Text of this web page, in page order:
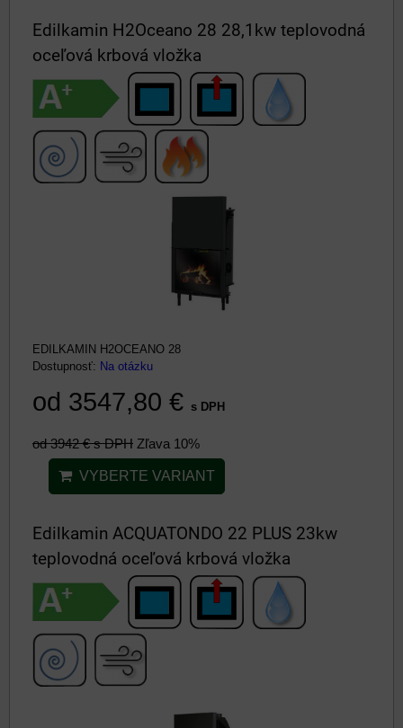
Edilkamin H2Oceano 28 28,1kw teplovodná
oceľová krbová vložka
EDILKAMIN H2OCEANO 28
Dostupnosť: Na otázku
od 3547,80 € s DPH
od 3942 €s DPH Zľava 10%
VYBERTE VARIANT
Edilkamin ACQUATONDO 22 PLUS 23kw
teplovodná oceľová krbová vložka